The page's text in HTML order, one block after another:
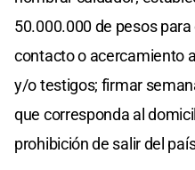
50.000.000 de pesos
contacto o acercamiento
y/o testigos; firmar
que corresponda al
prohibición de salir del